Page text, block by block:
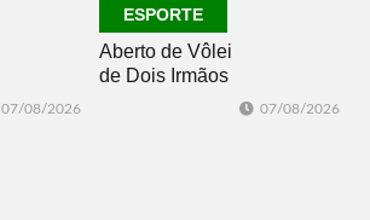
07/08/2026
ESPORTE
Aberto de Vôlei
de Dois Irmãos
07/08/2026